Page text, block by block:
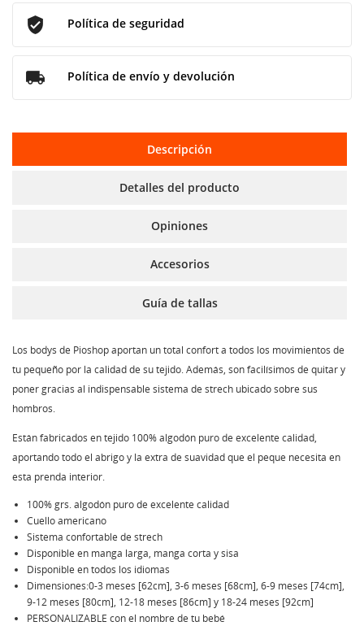
Política de seguridad
Política de envío y devolución
Descripción
Detalles del producto
Opiniones
Accesorios
Guía de tallas
Los bodys de Pioshop aportan un total confort a todos los movimientos de
tu pequeño por la calidad de su tejido. Además, son facilísimos de quitar y
poner gracias al indispensable sistema de strech ubicado sobre sus
hombros.
Están fabricados en tejido 100% algodón puro de excelente calidad,
aportando todo el abrigo y la extra de suavidad que el peque necesita en
esta prenda interior.
100% grs. algodón puro de excelente calidad
Cuello americano
Sistema confortable de strech
Disponible en manga larga, manga corta y sisa
Disponible en todos los idiomas
Dimensiones:0-3 meses [62cm], 3-6 meses [68cm], 6-9 meses [74cm],
9-12 meses [80cm], 12-18 meses [86cm] y 18-24 meses [92cm]
PERSONALIZABLE con el nombre de tu bebé